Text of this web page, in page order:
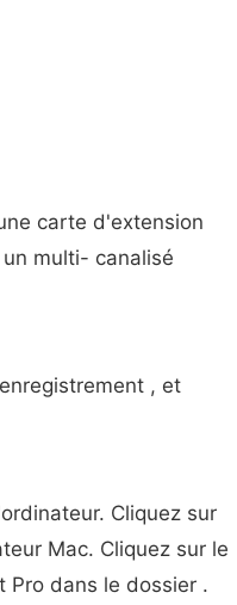
carte d'extension
multi- canalisé
, et
Cliquez sur
Mac. Cliquez sur le
Pro dans le dossier .